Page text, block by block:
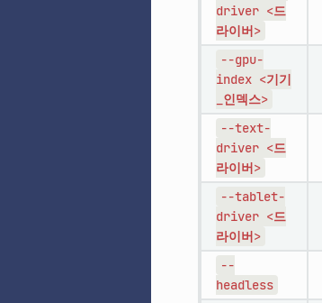
driver <드
라이버>
--gpu-
index <기기
_인덱스>
--text-
driver <드
라이버>
--tablet-
driver <드
라이버>
--
headless